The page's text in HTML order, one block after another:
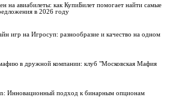
на авиабилеты: как КупиБилет помогает найти самые
в 2026 году
игр на Игросуп: разнообразие и качество на одном
в дружной компании: клуб "Московская Мафия
Инновационный подход к бинарным опционам